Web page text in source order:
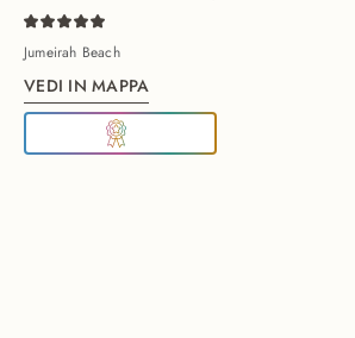
Jumeirah Beach
VEDI IN MAPPA